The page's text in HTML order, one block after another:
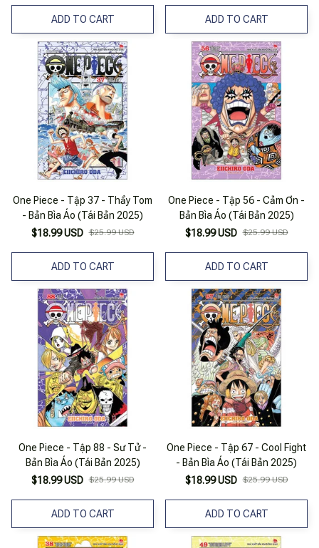
ADD TO CART ADD TO CART
One Piece - Tập 37 - Thầy Tom
- Bản Bìa Áo (Tái Bản 2025)
$18.99 USD $25.99 USD
ADD TO CART
One Piece - Tập 56 - Cảm Ơn -
Bản Bìa Áo (Tái Bản 2025)
$18.99 USD $25.99 USD
ADD TO CART
One Piece - Tập 88 - Sư Tử -
Bản Bìa Áo (Tái Bản 2025)
$18.99 USD $25.99 USD
ADD TO CART
One Piece - Tập 67 - Cool Fight
- Bản Bìa Áo (Tái Bản 2025)
$18.99 USD $25.99 USD
ADD TO CART